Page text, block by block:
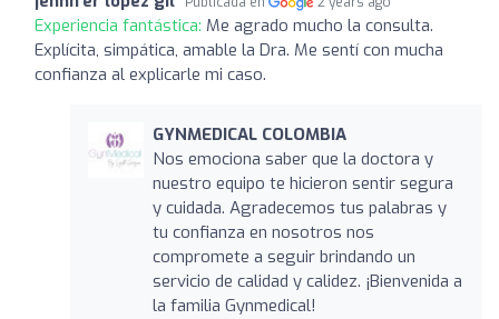
Experiencia fantástica: Me agrado mucho la consulta.
Explícita, simpática, amable la Dra. Me sentí con mucha
confianza al explicarle mi caso.
GYNMEDICAL COLOMBIA
Nos emociona saber que la doctora y
nuestro equipo te hicieron sentir segura
y cuidada. Agradecemos tus palabras y
tu confianza en nosotros nos
compromete a seguir brindando un
servicio de calidad y calidez. ¡Bienvenida a
la familia Gynmedical!